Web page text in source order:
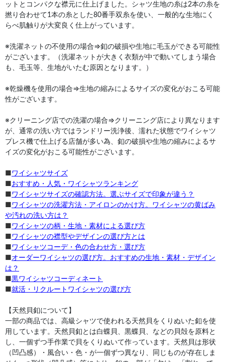
ットとコンパクな襟元に仕上げました。シャツ生地の糸は2本の糸を
撚り合わせて1本の糸とした80番手双糸を使い、一般的な生地にく
らべ肌触りが大変良く仕上がっています。
※洗濯ネットの不使用の場合⇒釦の破損や生地に毛玉ができる可能性
がございます。（洗濯ネットが大きく衣類が中で動いてしまう場合
も、毛玉等、生地がいたむ原因となります。）
※乾燥機を使用の場合⇒生地の縮みによるサイズの変化がおこる可能
性がございます。
※クリーニング店での洗濯の場合⇒クリーニング店により異なります
が、通常の洗い方ではランドリー洗浄後、濡れた状態でワイシャツ
プレス機で仕上げる店舗が多い為、釦の破損や生地の縮みによるサ
イズの変化がおこる可能性がございます。
ワイシャツサイズ
おすすめ・人気・ワイシャツランキング
ワイシャツサイズの確認方法。選ぶサイズで印象が違う？
ワイシャツの洗濯方法・アイロンのかけ方。ワイシャツの黄ばみ
や汚れの洗い方は？
ワイシャツの柄・生地・素材による選び方
ワイシャツの襟型やデザインの選び方とは
ワイシャツコーデ・色の合わせ方・選び方
オーダーワイシャツの選び方。おすすめの生地・素材・デザイン
は？
黒ワイシャツコーディネート
就活・リクルートワイシャツの選び方
【天然貝釦について】
一部の商品では、高級シャツで使われる天然貝をくりぬいた釦を使
用しています。天然貝釦とは白蝶貝、黒蝶貝、などの貝殻を原料と
し、一個ずつ手作業で貝をくりぬいて作っています。天然貝は形状
（凹凸感）・風合い・色・が一個ずつ異なり、同じものが存在しま